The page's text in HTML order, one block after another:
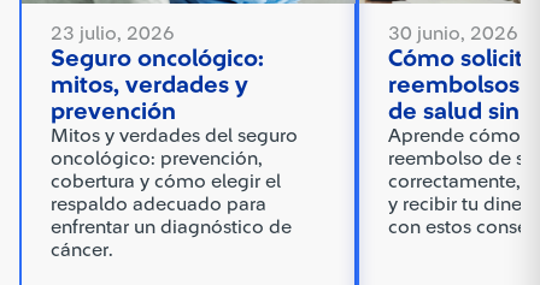
23 julio, 2026
Seguro oncológico:
mitos, verdades y
prevención
Mitos y verdades del seguro
oncológico: prevención,
cobertura y cómo elegir el
respaldo adecuado para
enfrentar un diagnóstico de
cáncer.
30 junio, 2026
Cómo
reembolsos
de salud sin
Aprende cómo
reembolso de
correctamente,
y recibir tu
con estos